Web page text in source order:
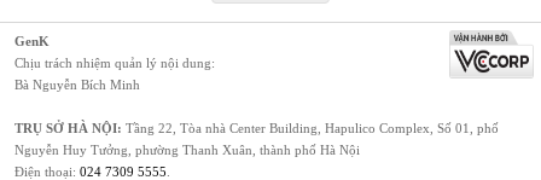
GenK
Chịu trách nhiệm quản lý nội dung:
Bà Nguyễn Bích Minh
TRỤ SỞ HÀ NỘI: Tầng 22, Tòa nhà Center Building, Hapulico Complex, Số 01, phố
Nguyễn Huy Tưởng, phường Thanh Xuân, thành phố Hà Nội
Điện thoại: 024 7309 5555